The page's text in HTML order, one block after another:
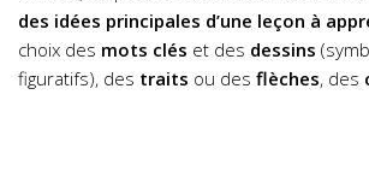
des idées principales d’une leçon à
choix des mots clés et des dessins
figuratifs), des traits ou des flèches, des